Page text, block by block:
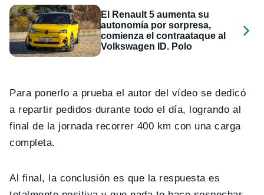
El Renault 5 aumenta su
autonomía por sorpresa,
comienza el contraataque al
Volkswagen ID. Polo
Para ponerlo a prueba el autor del vídeo se dedicó
a repartir pedidos durante todo el día, logrando al
final de la jornada recorrer 400 km con una carga
completa.
Al final, la conclusión es que la respuesta es